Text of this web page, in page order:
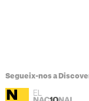
Segueix-nos a